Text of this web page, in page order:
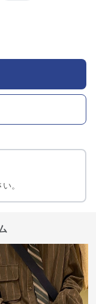
。